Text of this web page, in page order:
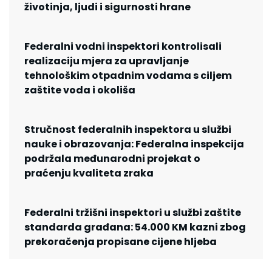
životinja, ljudi i sigurnosti hrane
Federalni vodni inspektori kontrolisali
realizaciju mjera za upravljanje
tehnološkim otpadnim vodama s ciljem
zaštite voda i okoliša
Stručnost federalnih inspektora u službi
nauke i obrazovanja: Federalna inspekcija
podržala međunarodni projekat o
praćenju kvaliteta zraka
Federalni tržišni inspektori u službi zaštite
standarda građana: 54.000 KM kazni zbog
prekoračenja propisane cijene hljeba